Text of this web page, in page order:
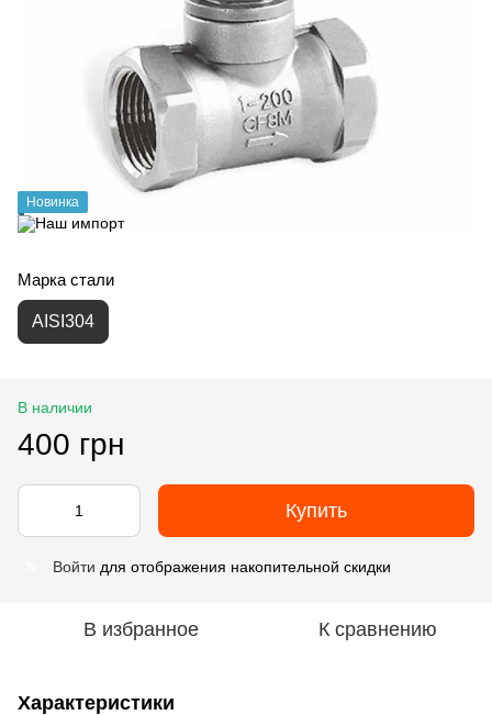
Новинка
Марка стали
AISI304
В наличии
400 грн
Купить
Войти для отображения накопительной скидки
В избранное К сравнению
Характеристики